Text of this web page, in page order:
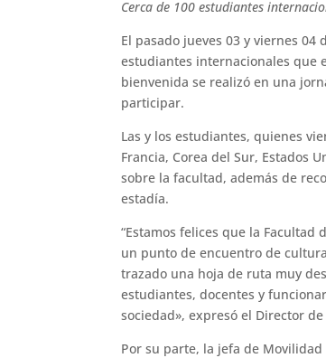
Cerca de 100 estudiantes
El pasado jueves 03 y viernes 04
estudiantes internacionales que
bienvenida se realizó en una
participar.
Las y los estudiantes, quienes
Francia, Corea del Sur, Estados
sobre la facultad, además de
estadía.
“Estamos felices que la Facultad
un punto de encuentro de
trazado una hoja de ruta muy
estudiantes, docentes y
sociedad», expresó el Director
Por su parte, la jefa de